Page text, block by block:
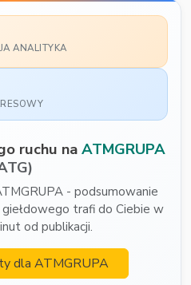
ANALITYKA
ruchu na ATMGRUPA
- podsumowanie
trafi do Ciebie w
od publikacji.
dla ATMGRUPA